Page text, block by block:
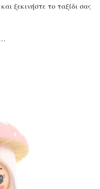
ξεκινήστε το ταξίδι σας